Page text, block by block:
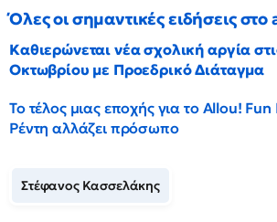
Όλες οι σημαντικές ειδήσεις
Καθιερώνεται νέα σχολική αργία
Οκτωβρίου με Προεδρικό Διάταγμα
Το τέλος μιας εποχής για το Allou!
Ρέντη αλλάζει πρόσωπο
Στέφανος Κασσελάκης